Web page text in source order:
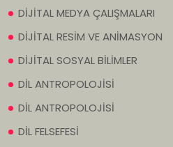
DİJİTAL MEDYA ÇALIŞMALARI
DİJİTAL RESİM VE ANİMASYON
DİJİTAL SOSYAL BİLİMLER
DİL ANTROPOLOJİSİ
DİL ANTROPOLOJİSİ
DİL FELSEFESİ